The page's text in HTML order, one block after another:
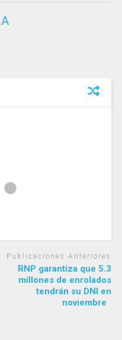
Publicaciones Anteriores
RNP garantiza que 5.3
millones de enrolados
tendrán su DNI en
noviembre